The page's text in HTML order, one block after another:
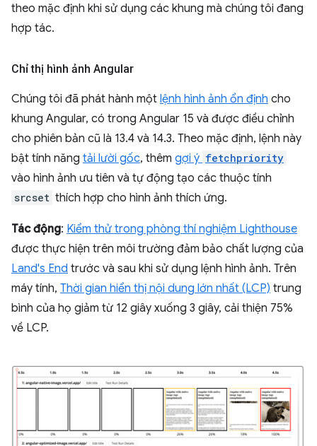
theo mặc định khi sử dụng các khung mà chúng tôi đang
hợp tác.
Chỉ thị hình ảnh Angular
Chúng tôi đã phát hành một lệnh hình ảnh ổn định cho
khung Angular, có trong Angular 15 và được điều chỉnh
cho phiên bản cũ là 13.4 và 14.3. Theo mặc định, lệnh này
bật tính năng tải lười gốc, thêm gợi ý fetchpriority
vào hình ảnh ưu tiên và tự động tạo các thuộc tính
srcset thích hợp cho hình ảnh thích ứng.
Tác động: Kiểm thử trong phòng thí nghiệm Lighthouse
được thực hiện trên môi trường đảm bảo chất lượng của
Land's End trước và sau khi sử dụng lệnh hình ảnh. Trên
máy tính, Thời gian hiển thị nội dung lớn nhất (LCP) trung
bình của họ giảm từ 12 giây xuống 3 giây, cải thiện 75%
về LCP.